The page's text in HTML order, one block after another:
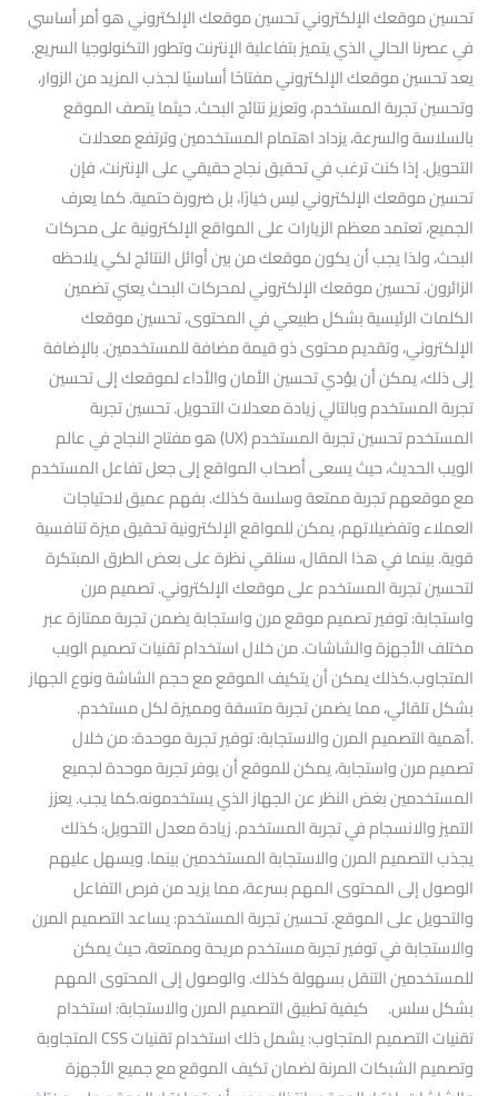
تحسين موقعك الإلكتروني تحسين موقعك الإلكتروني هو أمر أساسي
في عصرنا الحالي الذي يتميز بتفاعلية الإنترنت وتطور التكنولوجيا السريع.
يعد تحسين موقعك الإلكتروني مفتاحًا أساسيًا لجذب المزيد من الزوار،
وتحسين تجربة المستخدم، وتعزيز نتائج البحث. حيثما يتصف الموقع
بالسلاسة والسرعة، يزداد اهتمام المستخدمين وترتفع معدلات
التحويل. إذا كنت ترغب في تحقيق نجاح حقيقي على الإنترنت، فإن
تحسين موقعك الإلكتروني ليس خيارًا، بل ضرورة حتمية. كما يعرف
الجميع، تعتمد معظم الزيارات على المواقع الإلكترونية على محركات
البحث، ولذا يجب أن يكون موقعك من بين أوائل النتائج لكي يلاحظه
الزائرون. تحسين موقعك الإلكتروني لمحركات البحث يعني تضمين
الكلمات الرئيسية بشكل طبيعي في المحتوى، تحسين موقعك
الإلكتروني، وتقديم محتوى ذو قيمة مضافة للمستخدمين. بالإضافة
إلى ذلك، يمكن أن يؤدي تحسين الأمان والأداء لموقعك إلى تحسين
تجربة المستخدم وبالتالي زيادة معدلات التحويل. تحسين تجربة
المستخدم تحسين تجربة المستخدم (UX) هو مفتاح النجاح في عالم
الويب الحديث، حيث يسعى أصحاب المواقع إلى جعل تفاعل المستخدم
مع موقعهم تجربة ممتعة وسلسة كذلك. بفهم عميق لاحتياجات
العملاء وتفضيلاتهم، يمكن للمواقع الإلكترونية تحقيق ميزة تنافسية
قوية. بينما في هذا المقال، سنلقي نظرة على بعض الطرق المبتكرة
لتحسين تجربة المستخدم على موقعك الإلكتروني. تصميم مرن
واستجابة: توفير تصميم موقع مرن واستجابة يضمن تجربة ممتازة عبر
مختلف الأجهزة والشاشات. من خلال استخدام تقنيات تصميم الويب
المتجاوب.كذلك يمكن أن يتكيف الموقع مع حجم الشاشة ونوع الجهاز
بشكل تلقائي، مما يضمن تجربة متسقة ومميزة لكل مستخدم.
.أهمية التصميم المرن والاستجابة: توفير تجربة موحدة: من خلال
تصميم مرن واستجابة، يمكن للموقع أن يوفر تجربة موحدة لجميع
المستخدمين بغض النظر عن الجهاز الذي يستخدمونه.كما يجب. يعزز
التميز والانسجام في تجربة المستخدم. زيادة معدل التحويل: كذلك
يجذب التصميم المرن والاستجابة المستخدمين بينما. ويسهل عليهم
الوصول إلى المحتوى المهم بسرعة، مما يزيد من فرص التفاعل
والتحويل على الموقع. تحسين تجربة المستخدم: يساعد التصميم المرن
والاستجابة في توفير تجربة مستخدم مريحة وممتعة، حيث يمكن
للمستخدمين التنقل بسهولة كذلك. والوصول إلى المحتوى المهم
بشكل سلس. كيفية تطبيق التصميم المرن والاستجابة: استخدام
تقنيات التصميم المتجاوب: يشمل ذلك استخدام تقنيات CSS المتجاوبة
وتصميم الشبكات المرنة لضمان تكيف الموقع مع جميع الأجهزة